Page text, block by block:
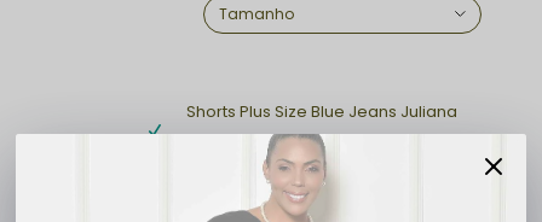
Shorts Plus Size Blue Jeans Juliana
R$ 79,90
sem juros